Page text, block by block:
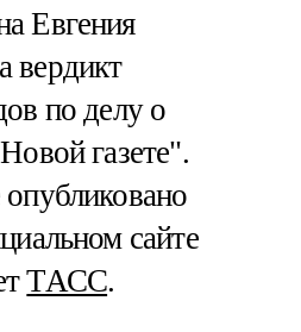
Евгения
вердикт
по делу о
газете".
сайте
ТАСС.